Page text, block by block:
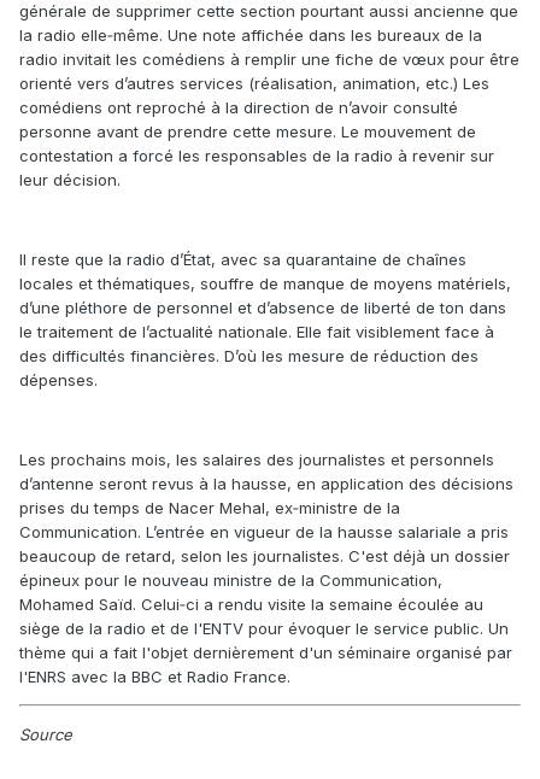
générale de supprimer cette section pourtant aussi ancienne que
la radio elle‑même. Une note affichée dans les bureaux de la
radio invitait les comédiens à remplir une fiche de vœux pour être
orienté vers d’autres services (réalisation, animation, etc.) Les
comédiens ont reproché à la direction de n’avoir consulté
personne avant de prendre cette mesure. Le mouvement de
contestation a forcé les responsables de la radio à revenir sur
leur décision.
Il reste que la radio d’État, avec sa quarantaine de chaînes
locales et thématiques, souffre de manque de moyens matériels,
d’une pléthore de personnel et d’absence de liberté de ton dans
le traitement de l’actualité nationale. Elle fait visiblement face à
des difficultés financières. D’où les mesure de réduction des
dépenses.
Les prochains mois, les salaires des journalistes et personnels
d’antenne seront revus à la hausse, en application des décisions
prises du temps de Nacer Mehal, ex‑ministre de la
Communication. L’entrée en vigueur de la hausse salariale a pris
beaucoup de retard, selon les journalistes. C'est déjà un dossier
épineux pour le nouveau ministre de la Communication,
Mohamed Saïd. Celui‑ci a rendu visite la semaine écoulée au
siège de la radio et de l'ENTV pour évoquer le service public. Un
thème qui a fait l'objet dernièrement d'un séminaire organisé par
l'ENRS avec la BBC et Radio France.
Source